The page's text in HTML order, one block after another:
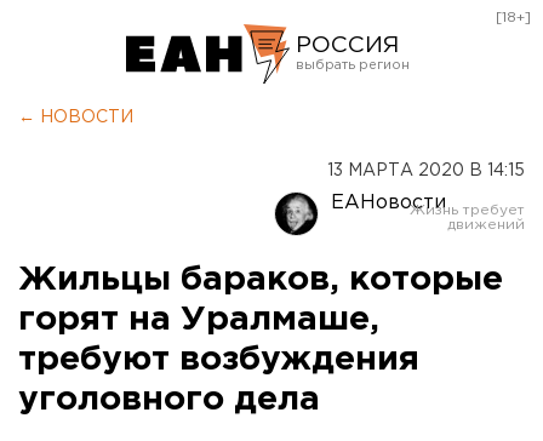
РОССИЯ
Оренбург
[18+]
← НОВОСТИ
13 МАРТА 2020 В 14:15
ЕАНовости
Жильцы бараков, которые
горят на Уралмаше,
требуют возбуждения
уголовного дела